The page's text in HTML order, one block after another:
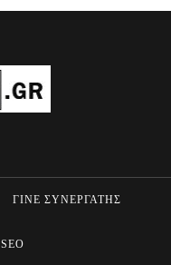
ΓΙΝΕ ΣΥΝΕΡΓΑΤΗΣ
SEO